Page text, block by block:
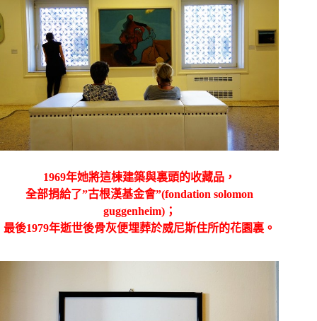
1969年她將這棟建築與裏頭的收藏品，
全部捐給了”古根漢基金會”(fondation solomon
guggenheim)；
最後1979年逝世後骨灰便埋葬於威尼斯住所的花園裏。